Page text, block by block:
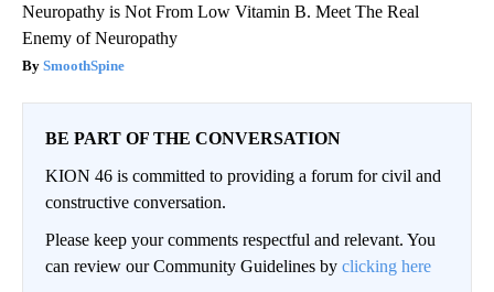
Neuropathy is Not From Low Vitamin B. Meet The Real
Enemy of Neuropathy
SmoothSpine
BE PART OF THE CONVERSATION
KION 46 is committed to providing a forum for civil and
constructive conversation.
Please keep your comments respectful and relevant. You
can review our Community Guidelines by clicking here